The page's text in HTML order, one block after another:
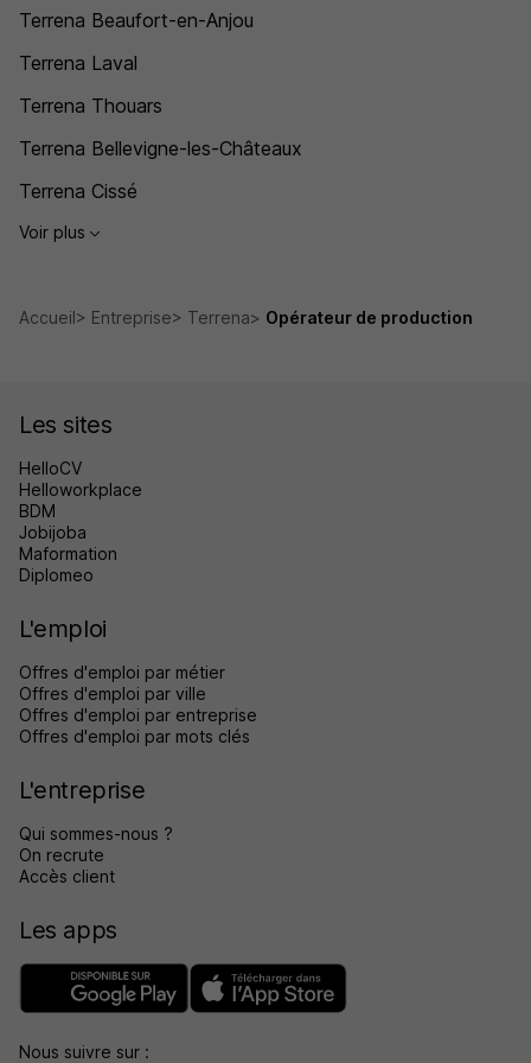
Terrena Beaufort-en-Anjou
Terrena Laval
Terrena Thouars
Terrena Bellevigne-les-Châteaux
Terrena Cissé
Voir plus
Accueil Entreprise Terrena Opérateur de production
Les sites
HelloCV
Helloworkplace
BDM
Jobijoba
Maformation
Diplomeo
L'emploi
Offres d'emploi par métier
Offres d'emploi par ville
Offres d'emploi par entreprise
Offres d'emploi par mots clés
L'entreprise
Qui sommes-nous ?
On recrute
Accès client
Les apps
Nous suivre sur :